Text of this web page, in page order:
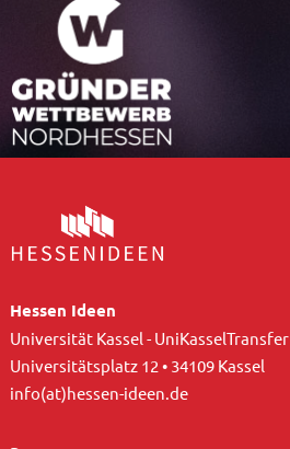
Hessen Ideen
Universität Kassel - UniKasselTransfer
Universitätsplatz 12 • 34109 Kassel
info(at)hessen-ideen.de